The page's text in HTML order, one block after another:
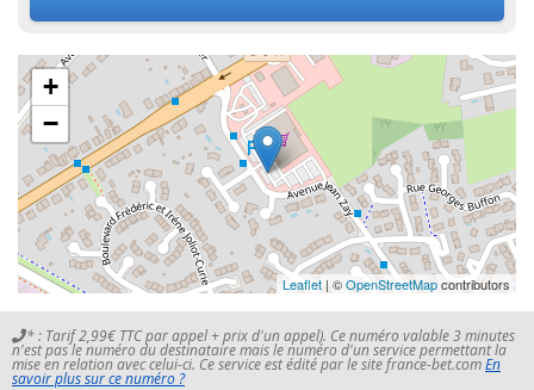
+
−
Leaflet | ©OpenStreetMapcontributors
* : Tarif 2,99€ TTC par appel + prix d'un appel). Ce numéro valable 3 minutes
n'est pas le numéro du destinataire mais le numéro d'un service permettant la
mise en relation avec celui-ci. Ce service est édité par le site france-bet.comEn
savoir plus sur ce numéro ?